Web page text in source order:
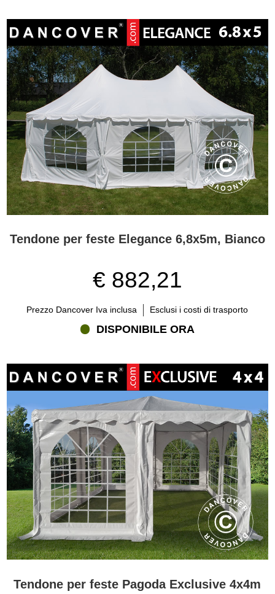
I tendoni per feste Pagoda hanno bellissime finestre ad arco che
offrono molta luce all'interno del tendone durante il giorno e allo
stesso tempo creano un effetto spettacolare. Da flextents.com, è
possibile acquistare una vasta gamma di accessori per i tendoni
per feste Pagoda come il riscaldamento e l'illuminazione e tutto ciò
di cui hai bisogno in ambito di sedie pieghevoli - e impilabili, tavoli
pieghevoli e stoviglie monouso e molto altro.
Tendone per feste Elegance 6,8x5m, Bianco
€ 882,21
Prezzo Dancover Iva inclusa Esclusi i costi di trasporto
DISPONIBILE ORA
Tendone per feste Pagoda Exclusive 4x4m